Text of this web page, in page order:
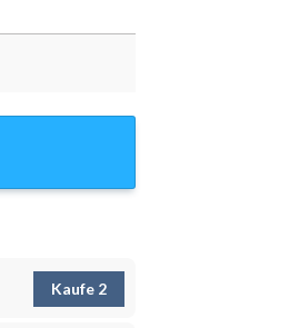
Kaufe 2